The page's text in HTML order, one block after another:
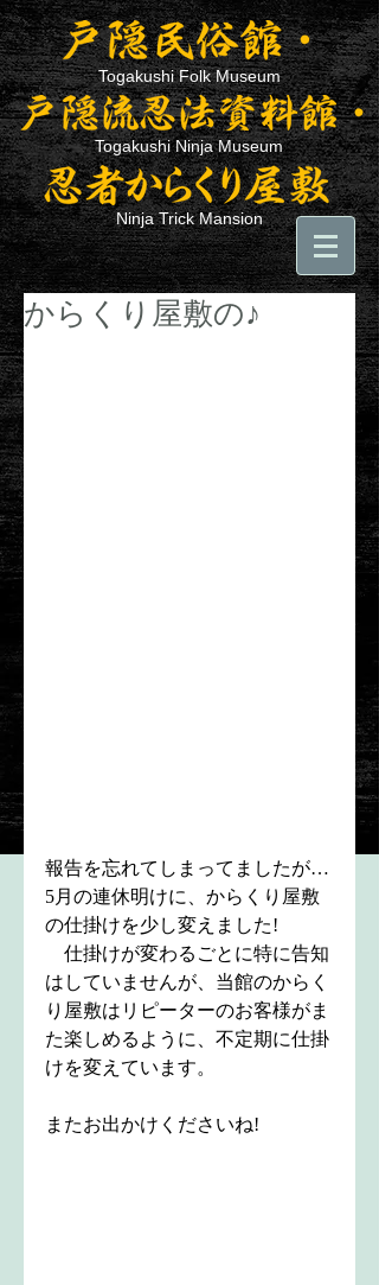
Togakushi Folk Museum
Togakushi Ninja Museum
Ninja Trick Mansion
からくり屋敷の♪
報告を忘れてしまってましたが…
5月の連休明けに、からくり屋敷
の仕掛けを少し変えました!
仕掛けが変わるごとに特に告知
はしていませんが、当館のからく
り屋敷はリピーターのお客様がま
た楽しめるように、不定期に仕掛
けを変えています。
またお出かけくださいね!